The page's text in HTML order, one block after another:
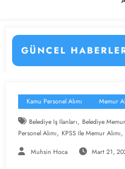
GÜNCEL
Başladı! İşte Başvuru Şartları
Ağustos 2026’da Güvenlik
Kamu Personel Alımı Memur
Belediye Iş Ilanları, Belediye
Personel Alımı, KPSS Ile Memur Alımı,
Muhsin Hoca Mart 21,